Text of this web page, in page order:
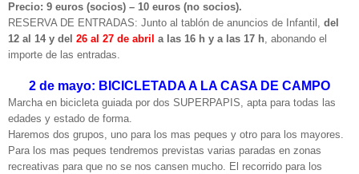
Precio: 9 euros (socios) – 10 euros (no socios).
RESERVA DE ENTRADAS: Junto al tablón de anuncios de Infantil, del
12 al 14 y del 26 al 27 de abril a las 16 h y a las 17 h, abonando el
importe de las entradas.
2 de mayo: BICICLETADA A LA CASA DE CAMPO
Marcha en bicicleta guiada por dos SUPERPAPIS, apta para todas las
edades y estado de forma.
Haremos dos grupos, uno para los mas peques y otro para los mayores.
Para los mas peques tendremos previstas varias paradas en zonas
recreativas para que no se nos cansen mucho. El recorrido para los